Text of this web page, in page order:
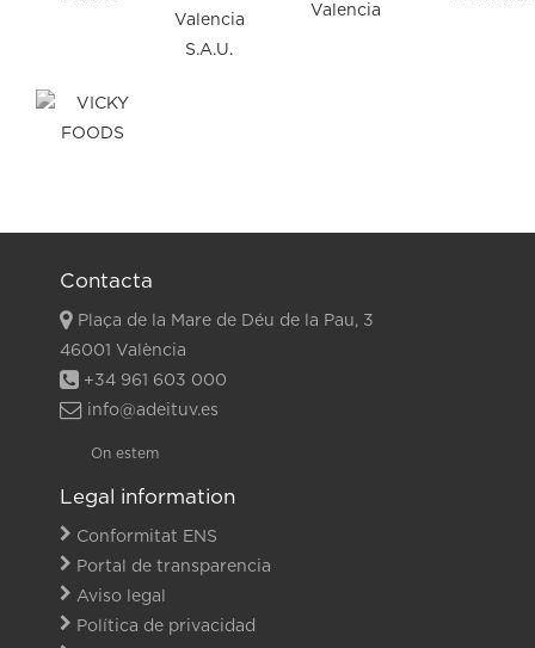
Contacta
Plaça de la Mare de Déu de la Pau, 3
46001 València
+34 961 603 000
info@adeituv.es
On estem
Legal information
Conformitat ENS
Portal de transparencia
Aviso legal
Política de privacidad